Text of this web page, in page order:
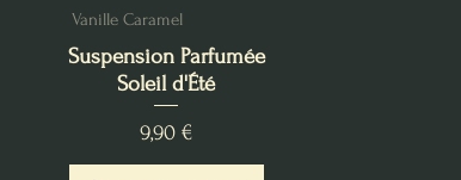
Vanille Caramel
Suspension Parfumée
Soleil d'Été
Prix
9,90 €